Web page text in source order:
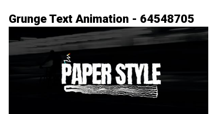
Grunge Text Animation - 64548705